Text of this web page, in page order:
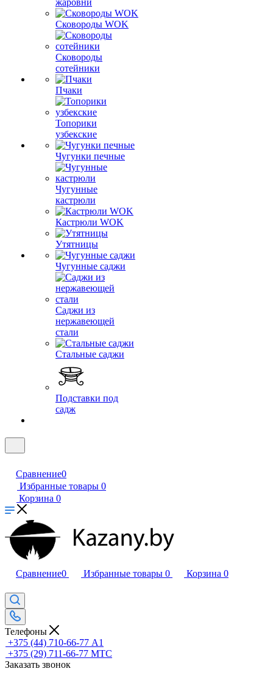
жаровни
Сковороды WOK
Сковороды
сотейники
Пчаки
Топорики
узбекские
Чугунки печные
Чугунные
кастрюли
Кастрюли WOK
Утятницы
Чугунные саджи
Саджи из
нержавеющей
стали
Стальные саджи
Подставки под
садж
Сравнение0
Избранные товары 0
Корзина 0
Сравнение0 Избранные товары 0 Корзина 0
Телефоны
+375 (44) 710-66-77 А1
+375 (29) 711-66-77 МТС
Заказать звонок